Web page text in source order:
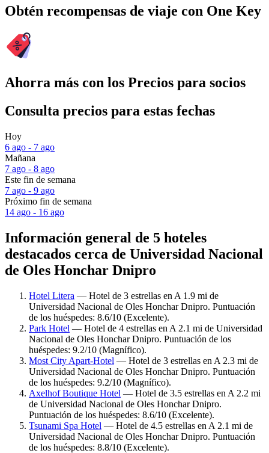
Obtén recompensas de viaje con One Key
Ahorra más con los Precios para socios
Consulta precios para estas fechas
Hoy
6 ago - 7 ago
Mañana
7 ago - 8 ago
Este fin de semana
7 ago - 9 ago
Próximo fin de semana
14 ago - 16 ago
Información general de 5 hoteles
destacados cerca de Universidad Nacional
de Oles Honchar Dnipro
Hotel Litera — Hotel de 3 estrellas en A 1.9 mi de
Universidad Nacional de Oles Honchar Dnipro. Puntuación
de los huéspedes: 8.6/10 (Excelente).
Park Hotel — Hotel de 4 estrellas en A 2.1 mi de Universidad
Nacional de Oles Honchar Dnipro. Puntuación de los
huéspedes: 9.2/10 (Magnífico).
Most City Apart-Hotel — Hotel de 3 estrellas en A 2.3 mi de
Universidad Nacional de Oles Honchar Dnipro. Puntuación
de los huéspedes: 9.2/10 (Magnífico).
Axelhof Boutique Hotel — Hotel de 3.5 estrellas en A 2.2 mi
de Universidad Nacional de Oles Honchar Dnipro.
Puntuación de los huéspedes: 8.6/10 (Excelente).
Tsunami Spa Hotel — Hotel de 4.5 estrellas en A 2.1 mi de
Universidad Nacional de Oles Honchar Dnipro. Puntuación
de los huéspedes: 8.8/10 (Excelente).